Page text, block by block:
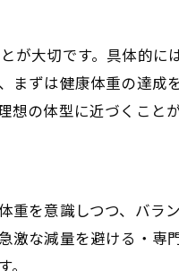
大切です。具体的に
まずは健康体重の達成
の体型に近づくことが
重を意識しつつ、バラ
激な減量を避ける・専